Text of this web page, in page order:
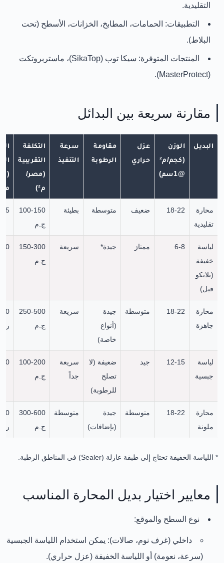
التقليدية.
التطبيقات: الحمامات، المطابخ، الخزانات، الأسطح (تحت
البلاط).
المنتجات المتوفرة: سيكا توب (SikaTop) ، ماستربروتكت
(MasterProtect)
.
مقارنة سريعة بين البدائل
البديل
الوزن
(كجم/م²
@1سم)
عزل
حراري
مقاومة
الرطوبة
سرعة
التنفيذ
التكلفة
التقريبية
(مصر/
م²)
م²)
محارة
تقليدية
18-22 ضعيف متوسطة بطيئة
100-150
ج.م
20-
لياسة
خفيفة
(بلانكو
فيل)
6-8 ممتاز جيدة* سريعة
150-300
ج.م
40-
محارة
جاهزة
18-22 متوسطة
جيدة
(أنواع
خاصة)
سريعة
250-500
ج.م
لياسة
جبسية
12-15 جيد
ضعيفة (لا
تصلح
للرطوبة)
سريعة
جداً
100-200
ج.م
25-
محارة
ملونة
18-22 متوسطة
جيدة
(بإضافات)
متوسطة
300-600
ج.م
* اللياسة الخفيفة تحتاج إلى طبقة عازلة (Sealer) في المناطق الرطبة.
معايير اختيار بديل المحارة المناسب
نوع السطح والموقع:
داخلي (غرف نوم، صالات): يمكن استخدام اللياسة الجبسية
(سرعة، نعومة) أو اللياسة الخفيفة (عزل حراري).